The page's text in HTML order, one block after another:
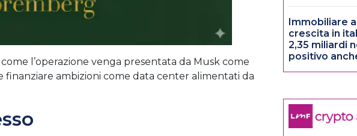
l’operazione venga presentata da Musk come
finanziare ambizioni come data center alimentati da
Immobiliare
crescita in
2,35 miliardi
positivo